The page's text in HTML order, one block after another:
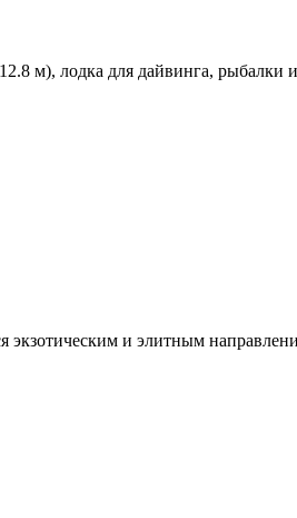
м), лодка для дайвинга, рыбалки
экзотическим и элитным